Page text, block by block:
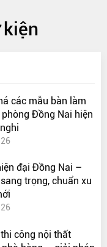
các mẫu bàn làm
Đồng Nai hiện
đại Đồng Nai –
trọng, chuẩn xu
công nội thất